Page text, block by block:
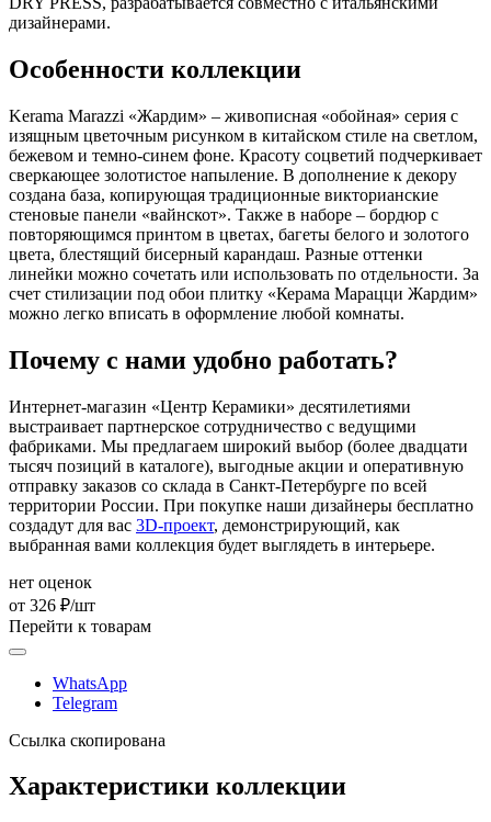
дизайнерами.
Особенности коллекции
Kerama Marazzi «Жардим» – живописная «обойная» серия с
изящным цветочным рисунком в китайском стиле на светлом,
бежевом и темно-синем фоне. Красоту соцветий подчеркивает
сверкающее золотистое напыление. В дополнение к декору
создана база, копирующая традиционные викторианские
стеновые панели «вайнскот». Также в наборе – бордюр с
повторяющимся принтом в цветах, багеты белого и золотого
цвета, блестящий бисерный карандаш. Разные оттенки
линейки можно сочетать или использовать по отдельности. За
счет стилизации под обои плитку «Керама Марацци Жардим»
можно легко вписать в оформление любой комнаты.
Почему с нами удобно работать?
Интернет-магазин «Центр Керамики» десятилетиями
выстраивает партнерское сотрудничество с ведущими
фабриками. Мы предлагаем широкий выбор (более двадцати
тысяч позиций в каталоге), выгодные акции и оперативную
отправку заказов со склада в Санкт-Петербурге по всей
территории России. При покупке наши дизайнеры бесплатно
создадут для вас 3D-проект, демонстрирующий, как
выбранная вами коллекция будет выглядеть в интерьере.
нет оценок
от 326 ₽/шт
Перейти к товарам
WhatsApp
Telegram
Ссылка скопирована
Характеристики коллекции